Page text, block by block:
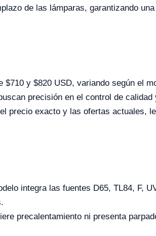
de las lámparas, garantizando
$710 y $820 USD, variando según el
precisión en el control de calidad
precio exacto y las ofertas actuales,
integra las fuentes D65, TL84, F,
precalentamiento ni presenta